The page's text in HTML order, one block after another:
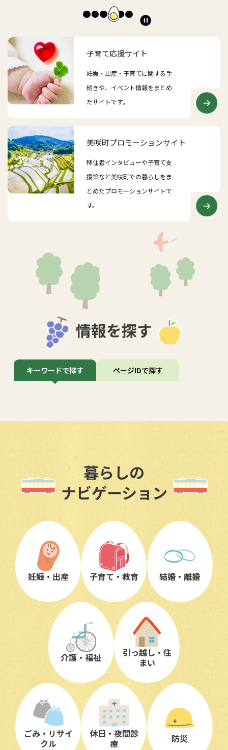
ス
ラ
止
子育て応援サイト
妊娠・出産・子育てに関する手
続きや、イベント情報をまとめ
たサイトです。
美咲町プロモーションサイト
移住者インタビューや子育て支
援策など美咲町での暮らしをま
とめたプロモーションサイトで
す。
情報を探す
キーワードで探す ページIDで探す
内
暮らしの
ナビゲーション
妊娠・出産 子育て・教育 結婚・離婚
介護・福祉
引っ越し・住
まい
ごみ・リサイ
クル
休日・夜間診
療
防災